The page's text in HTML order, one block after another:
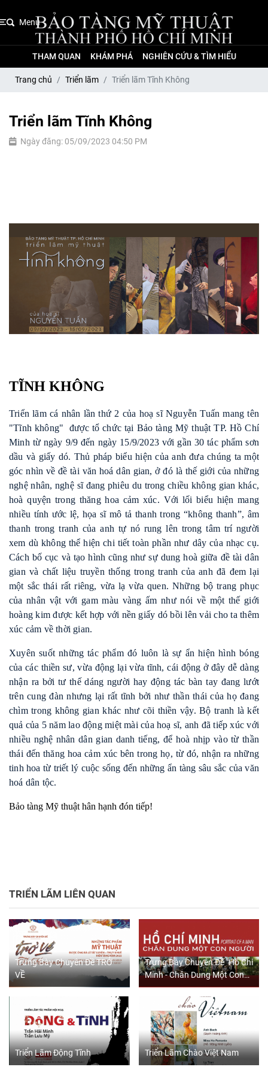
Menu
THAM QUAN KHÁM PHÁ NGHIÊN CỨU & TÌM HIỂU
Trang chủ Triển lãm Triển lãm Tĩnh Không
Triển lãm Tĩnh Không
Ngày đăng: 05/09/2023 04:50 PM
TĨNH KHÔNG
Triển lãm cá nhân lần thứ 2 của hoạ sĩ Nguyễn Tuấn mang tên
"Tĩnhkhông"
được tổ chức tại Bảo tàng Mỹ thuật TP. Hồ Chí
Minh từ ngày 9/9 đến ngày 15/9/2023 với gần 30 tác phẩm sơn
dầu và giấy dó. Thủ pháp biểu hiện của anh đưa chúng ta một
góc nhìn về đề tài văn hoá dân gian, ở đó là thế giới của những
nghệ nhân, nghệ sĩ đang phiêu du trong chiều không gian khác,
hoà quyện trong thăng hoa cảm xúc. Với lối biểu hiện mang
nhiều tính ước lệ, họa sĩmô tả thanh trong “không thanh”, âm
thanh trong tranh của anh tự nó rung lên trong tâm trí người
xem dù không thể hiện chi tiết toàn phần như dây của nhạc cụ.
Cách bố cục và tạo hình cũng như sự dung hoà giữa đề tài dân
gian và chất liệu truyền thống trong tranh của anh đã đem lại
một sắc thái rất riêng, vừa lạ vừa quen. Những bộ trang phục
của nhân vật với gam màu vàng ấm như nói về một thế giới
hoàng kim được kết hợp với nền giấy dó bồi lên vải cho ta thêm
xúc cảm về thời gian.
Xuyên suốt những tác phẩm đó luôn là sự ẩn hiện hình bóng
của các thiền sư, vừa động lại vừa tĩnh, cái động ở đây dễ dàng
nhận ra bởi tư thế dáng người hay động tác bàn tay đang lướt
trên cung đàn nhưng lại rất tĩnh bởi như thần thái của họ đang
chìm trong không gian khác như cõi thiền vậy. Bộ tranh là kết
quả của 5 năm lao động miệt mài của hoạ sĩ, anh đã tiếp xúc với
nhiều nghệ nhân dân gian danh tiếng, để hoà nhịp vào từ thần
thái đến thăng hoa cảm xúc bên trong họ, từ đó, nhận ra những
tinh hoa từ triết lý cuộc sống đến những ẩn tàng sâu sắc của văn
hoá dân tộc.
Bảo tàng Mỹ thuật hân hạnh đón tiếp!
TRIỂN LÃM LIÊN QUAN
Trưng Bày Chuyên Đề TRỞ
VỀ
Trưng Bày Chuyên Đề "Hồ Chí
Minh - Chân Dung Một Con
Người"
Triển Lãm Động Tĩnh Triển Lãm Chào Việt Nam